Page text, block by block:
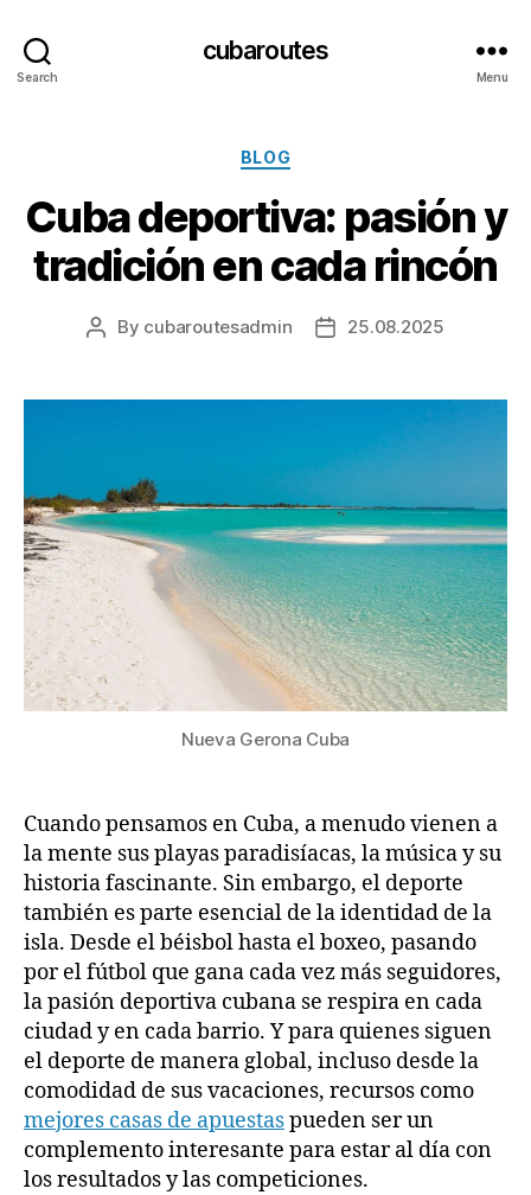
Search
cubaroutes
Menu
Categories
BLOG
Cuba deportiva: pasión y
tradición en cada rincón
Post
By cubaroutesadmin
Post25.08.2025
Nueva Gerona Cuba
Cuando pensamos en Cuba, a menudo vienen a
la mente sus playas paradisíacas, la música y su
historia fascinante. Sin embargo, el deporte
también es parte esencial de la identidad de la
isla. Desde el béisbol hasta el boxeo, pasando
por el fútbol que gana cada vez más seguidores,
la pasión deportiva cubana se respira en cada
ciudad y en cada barrio. Y para quienes siguen
el deporte de manera global, incluso desde la
comodidad de sus vacaciones, recursos como
mejores casas de apuestaspueden ser un
complemento interesante para estar al día con
los resultados y las competiciones.